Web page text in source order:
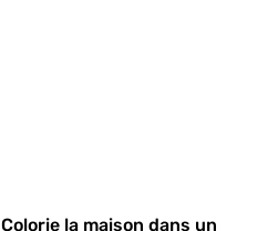
Colorie la maison dans un